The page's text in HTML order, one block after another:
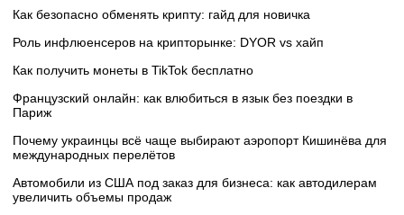
Как безопасно обменять крипту: гайд для новичка
Роль инфлюенсеров на крипторынке: DYOR vs хайп
Как получить монеты в TikTok бесплатно
Французский онлайн: как влюбиться в язык без поездки в
Париж
Почему украинцы всё чаще выбирают аэропорт Кишинёва для
международных перелётов
Автомобили из США под заказ для бизнеса: как автодилерам
увеличить объемы продаж